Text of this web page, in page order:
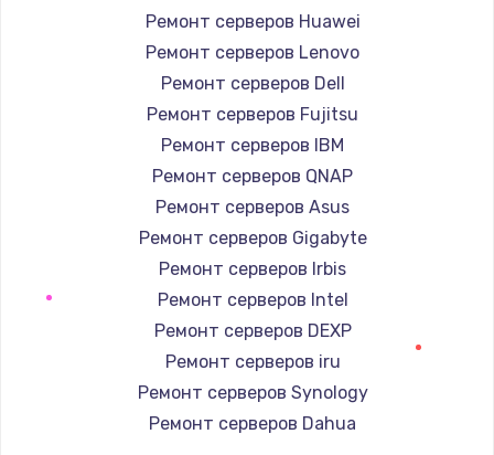
Настройка ОС
Заказать
Чистка от пыли
Заказать
Замена южного моста
Заказать
Замена контроллера питания
1490 руб.
Ремонт серверов Huawei
Ремонт серверов Lenovo
Ремонт серверов Dell
Ремонт серверов Fujitsu
Ремонт серверов IBM
Ремонт серверов QNAP
Ремонт серверов Asus
Ремонт серверов Gigabyte
Ремонт серверов Irbis
Ремонт серверов Intel
Ремонт серверов DEXP
Ремонт серверов iru
Ремонт серверов Synology
Ремонт серверов Dahua